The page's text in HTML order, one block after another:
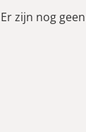
Er zijn nog